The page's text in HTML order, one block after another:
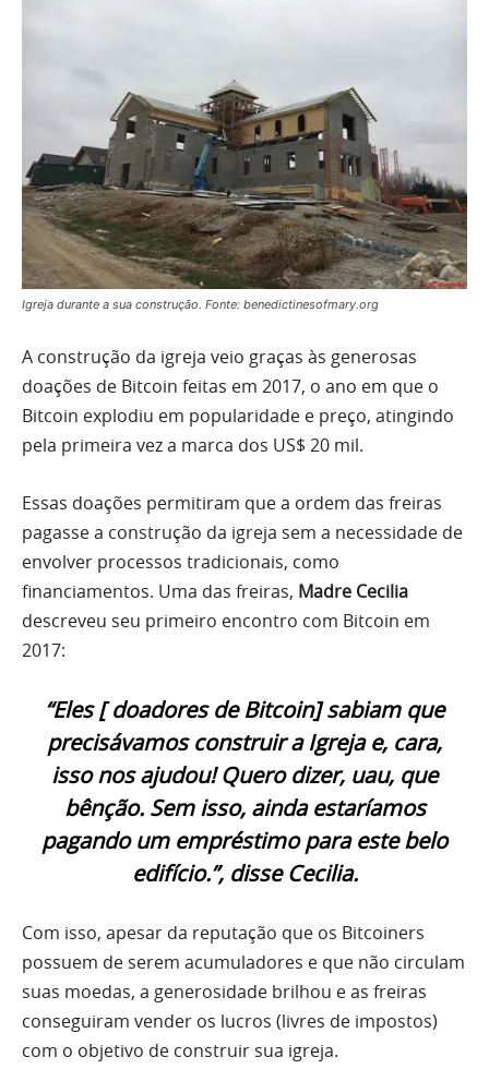
Igreja durante a sua construção. Fonte: benedictinesofmary.org
A construção da igreja veio graças às generosas
doações de Bitcoin feitas em 2017, o ano em que o
Bitcoin explodiu em popularidade e preço, atingindo
pela primeira vez a marca dos US$ 20 mil.
Essas doações permitiram que a ordem das freiras
pagasse a construção da igreja sem a necessidade de
envolver processos tradicionais, como
financiamentos. Uma das freiras, Madre Cecilia
descreveu seu primeiro encontro com Bitcoin em
2017:
“Eles [ doadores de Bitcoin] sabiam que
precisávamos construir a Igreja e, cara,
isso nos ajudou! Quero dizer, uau, que
bênção. Sem isso, ainda estaríamos
pagando um empréstimo para este belo
edifício.”, disse Cecilia.
Com isso, apesar da reputação que os Bitcoiners
possuem de serem acumuladores e que não circulam
suas moedas, a generosidade brilhou e as freiras
conseguiram vender os lucros (livres de impostos)
com o objetivo de construir sua igreja.